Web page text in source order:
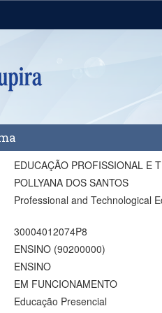
Institucional
EDUCAÇÃO PROFISSIONAL E
POLLYANA DOS SANTOS
Professional and Technological
30004012074P8
ENSINO (90200000)
ENSINO
EM FUNCIONAMENTO
Educação Presencial